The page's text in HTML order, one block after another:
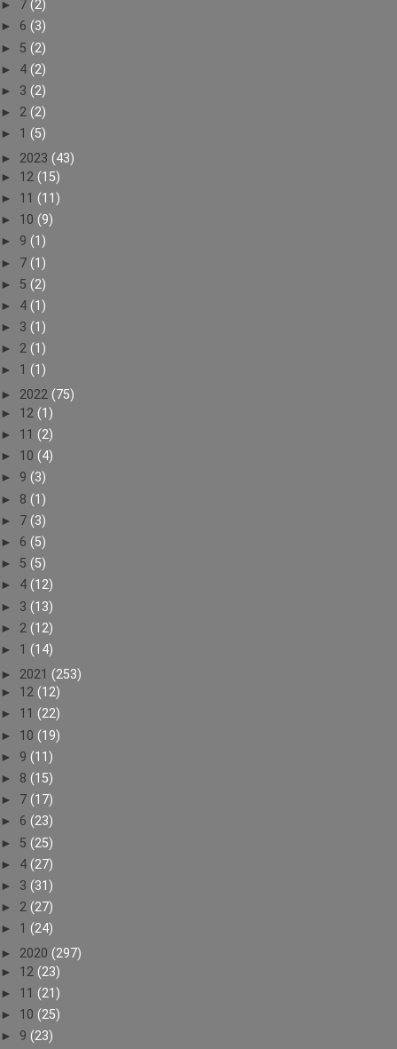
► 7 (2)
► 6 (3)
► 5 (2)
► 4 (2)
► 3 (2)
► 2 (2)
► 1 (5)
► 2023 (43)
► 12 (15)
► 11 (11)
► 10 (9)
► 9 (1)
► 7 (1)
► 5 (2)
► 4 (1)
► 3 (1)
► 2 (1)
► 1 (1)
► 2022 (75)
► 12 (1)
► 11 (2)
► 10 (4)
► 9 (3)
► 8 (1)
► 7 (3)
► 6 (5)
► 5 (5)
► 4 (12)
► 3 (13)
► 2 (12)
► 1 (14)
► 2021 (253)
► 12 (12)
► 11 (22)
► 10 (19)
► 9 (11)
► 8 (15)
► 7 (17)
► 6 (23)
► 5 (25)
► 4 (27)
► 3 (31)
► 2 (27)
► 1 (24)
► 2020 (297)
► 12 (23)
► 11 (21)
► 10 (25)
► 9 (23)